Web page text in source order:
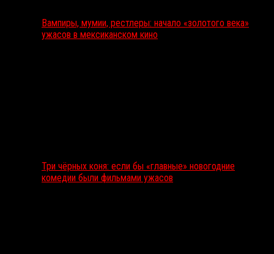
Вампиры, мумии, рестлеры: начало «золотого века»
ужасов в мексиканском кино
Три чёрных коня: если бы «главные» новогодние
комедии были фильмами ужасов